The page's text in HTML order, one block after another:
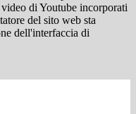
di Youtube incorporati
del sito web sta
dell'interfaccia di